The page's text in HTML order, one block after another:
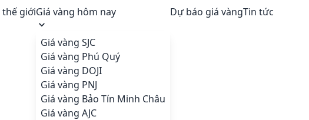
thế giớiGiá vàng hôm nay
Giá vàng SJC
Giá vàng Phú Quý
Giá vàng DOJI
Giá vàng PNJ
Giá vàng Bảo Tín Minh Châu
Giá vàng AJC
Dự báo giá vàngTin tức